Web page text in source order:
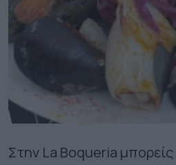
Στην La Boqueria